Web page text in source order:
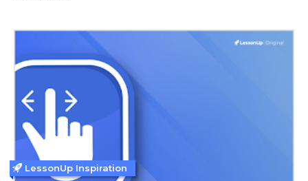
LessonUp Inspiration